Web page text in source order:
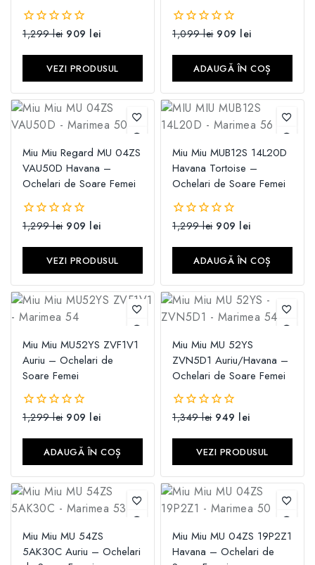
0
5
1,299lei 909 lei
VEZI PRODUSUL
0
5
1,099lei 909 lei
ADAUGĂ ÎN COȘ
Miu Miu Regard MU 04ZS
VAU50D Havana –
Ochelari de Soare Femei
0
5
1,299lei 909 lei
VEZI PRODUSUL
Miu Miu MUB12S 14L20D
Havana Tortoise –
Ochelari de Soare Femei
0
5
1,299lei 909 lei
ADAUGĂ ÎN COȘ
Miu Miu MU52YS ZVF1V1
Auriu – Ochelari de
Soare Femei
0
1,299lei 909 lei
ADAUGĂ ÎN COȘ
Miu Miu MU 52YS
ZVN5D1 Auriu/Havana –
Ochelari de Soare Femei
0
1,349lei 949 lei
VEZI PRODUSUL
Miu Miu MU 54ZS
5AK30C Auriu – Ochelari
Miu Miu MU 04ZS 19P2Z1
Havana – Ochelari de